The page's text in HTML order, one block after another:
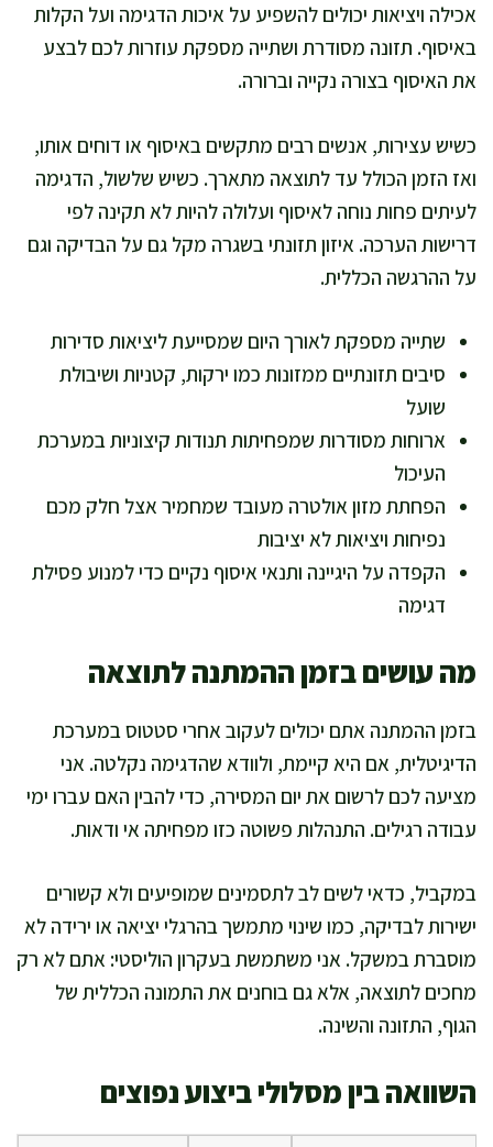
אכילה ויציאות יכולים להשפיע על איכות הדגימה ועל הקלות
באיסוף. תזונה מסודרת ושתייה מספקת עוזרות לכם לבצע
את האיסוף בצורה נקייה וברורה.
כשיש עצירות, אנשים רבים מתקשים באיסוף או דוחים אותו,
ואז הזמן הכולל עד לתוצאה מתארך. כשיש שלשול, הדגימה
לעיתים פחות נוחה לאיסוף ועלולה להיות לא תקינה לפי
דרישות הערכה. איזון תזונתי בשגרה מקל גם על הבדיקה וגם
על ההרגשה הכללית.
שתייה מספקת לאורך היום שמסייעת ליציאות סדירות
סיבים תזונתיים ממזונות כמו ירקות, קטניות ושיבולת
שועל
ארוחות מסודרות שמפחיתות תנודות קיצוניות במערכת
העיכול
הפחתת מזון אולטרה מעובד שמחמיר אצל חלק מכם
נפיחות ויציאות לא יציבות
הקפדה על היגיינה ותנאי איסוף נקיים כדי למנוע פסילת
דגימה
מה עושים בזמן ההמתנה לתוצאה
בזמן ההמתנה אתם יכולים לעקוב אחרי סטטוס במערכת
הדיגיטלית, אם היא קיימת, ולוודא שהדגימה נקלטה. אני
מציעה לכם לרשום את יום המסירה, כדי להבין האם עברו ימי
עבודה רגילים. התנהלות פשוטה כזו מפחיתה אי ודאות.
במקביל, כדאי לשים לב לתסמינים שמופיעים ולא קשורים
ישירות לבדיקה, כמו שינוי מתמשך בהרגלי יציאה או ירידה לא
מוסברת במשקל. אני משתמשת בעקרון הוליסטי: אתם לא רק
מחכים לתוצאה, אלא גם בוחנים את התמונה הכללית של
הגוף, התזונה והשינה.
השוואה בין מסלולי ביצוע נפוצים